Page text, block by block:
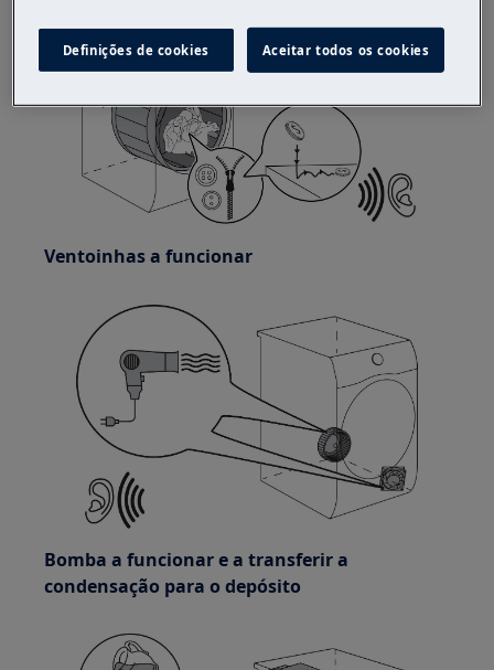
Ventoinhas a funcionar
Bomba a funcionar e a transferir a
condensação para o depósito
Definições de cookies Aceitar todos os cookies